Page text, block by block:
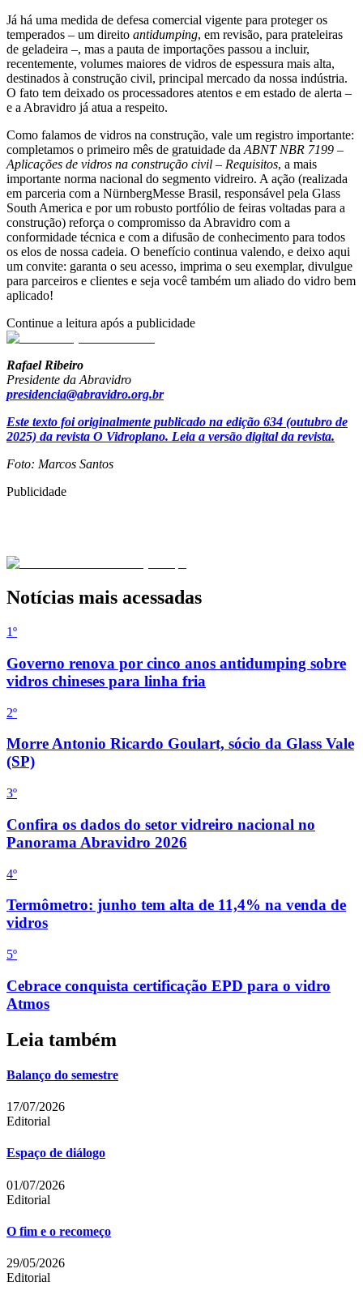
Já há uma medida de defesa comercial vigente para proteger os
temperados – um direito antidumping, em revisão, para prateleiras
de geladeira –, mas a pauta de importações passou a incluir,
recentemente, volumes maiores de vidros de espessura mais alta,
destinados à construção civil, principal mercado da nossa indústria.
O fato tem deixado os processadores atentos e em estado de alerta –
e a Abravidro já atua a respeito.
Como falamos de vidros na construção, vale um registro importante:
completamos o primeiro mês de gratuidade da ABNT NBR 7199 –
Aplicações de vidros na construção civil – Requisitos, a mais
importante norma nacional do segmento vidreiro. A ação (realizada
em parceria com a NürnbergMesse Brasil, responsável pela Glass
South America e por um robusto portfólio de feiras voltadas para a
construção) reforça o compromisso da Abravidro com a
conformidade técnica e com a difusão de conhecimento para todos
os elos de nossa cadeia. O benefício continua valendo, e deixo aqui
um convite: garanta o seu acesso, imprima o seu exemplar, divulgue
para parceiros e clientes e seja você também um aliado do vidro bem
aplicado!
Continue a leitura após a publicidade
Rafael Ribeiro
Presidente da Abravidro
presidencia@abravidro.org.br
Este texto foi originalmente publicado na edição 634 (outubro de
2025) da revista O Vidroplano. Leia a versão digital da revista.
Foto: Marcos Santos
Publicidade
Notícias mais acessadas
1º
Governo renova por cinco anos antidumping sobre
vidros chineses para linha fria
2º
Morre Antonio Ricardo Goulart, sócio da Glass Vale
(SP)
3º
Confira os dados do setor vidreiro nacional no
Panorama Abravidro 2026
4º
Termômetro: junho tem alta de 11,4% na venda de
vidros
5º
Cebrace conquista certificação EPD para o vidro
Atmos
Leia também
Balanço do semestre
17/07/2026
Editorial
Espaço de diálogo
01/07/2026
Editorial
O fim e o recomeço
29/05/2026
Editorial